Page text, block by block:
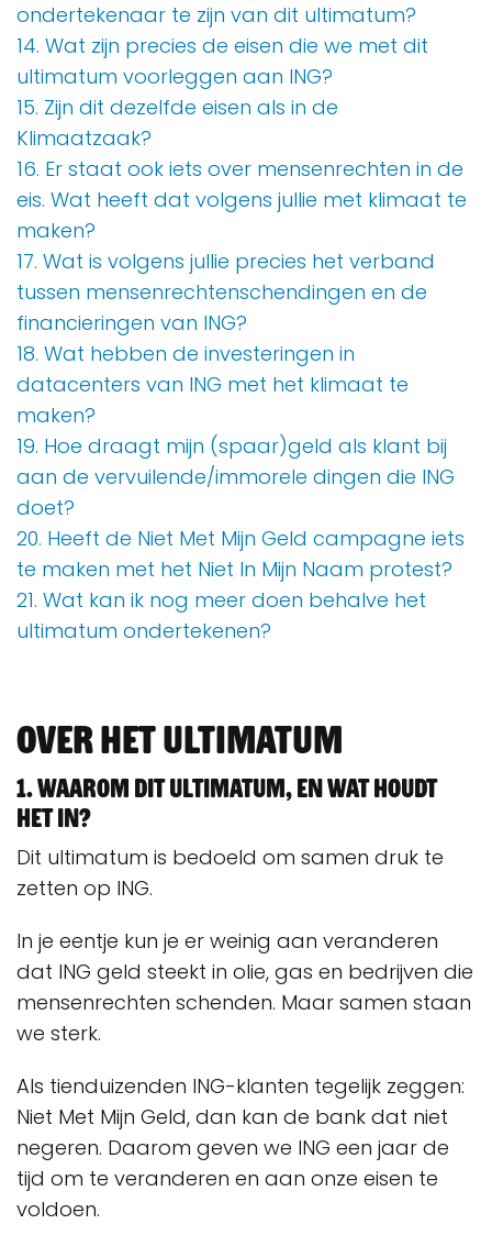
ondertekenaar te zijn van dit ultimatum?
14. Wat zijn precies de eisen die we met dit
ultimatum voorleggen aan ING?
15. Zijn dit dezelfde eisen als in de
Klimaatzaak?
16. Er staat ook iets over mensenrechten in de
eis. Wat heeft dat volgens jullie met klimaat te
maken?
17. Wat is volgens jullie precies het verband
tussen mensenrechtenschendingen en de
financieringen van ING?
18. Wat hebben de investeringen in
datacenters van ING met het klimaat te
maken?
19. Hoe draagt mijn (spaar)geld als klant bij
aan de vervuilende/immorele dingen die ING
doet?
20. Heeft de Niet Met Mijn Geld campagne iets
te maken met het Niet In Mijn Naam protest?
21. Wat kan ik nog meer doen behalve het
ultimatum ondertekenen?
Over het ultimatum
1. Waarom dit ultimatum, en wat houdt
het in?
Dit ultimatum is bedoeld om samen druk te
zetten op ING.
In je eentje kun je er weinig aan veranderen
dat ING geld steekt in olie, gas en bedrijven die
mensenrechten schenden. Maar samen staan
we sterk.
Als tienduizenden ING-klanten tegelijk zeggen:
Niet Met Mijn Geld, dan kan de bank dat niet
negeren. Daarom geven we ING een jaar de
tijd om te veranderen en aan onze eisen te
voldoen.